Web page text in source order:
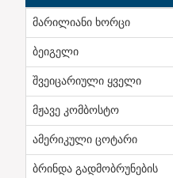
მარილიანი ხორცი
ბეიგელი
შვეიცარიული ყველი
მჟავე კომბოსტო
ამერიკული ცოტარი
ბრინდა გადმობრუნების